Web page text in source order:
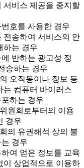
서비스 제공을 중지할
호를 사용한 경우
전송하여 서비스의 안
하는 경우
반하는 광고성 정
송하는 경우
오작동이나 정보 등
는 컴퓨터 바이러스
하는 경우
원회로부터의 이용
경우
의 유권해석 상의 불
경우
여 얻은 정보를 교육
이 상업적으로 이용하